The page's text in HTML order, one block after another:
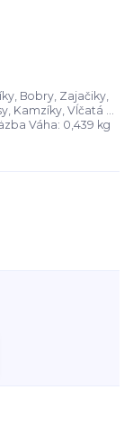
Bobry, Zajačiky,
Kamzíky, Vĺčatá ...
Váha: 0,439 kg